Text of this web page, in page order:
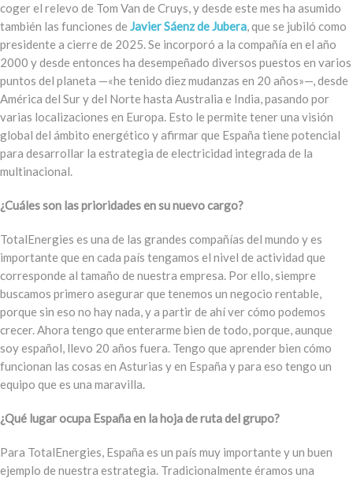
coger el relevo de Tom Van de Cruys, y desde este mes ha asumido
también las funciones de Javier Sáenz de Jubera, que se jubiló como
presidente a cierre de 2025. Se incorporó a la compañía en el año
2000 y desde entonces ha desempeñado diversos puestos en varios
puntos del planeta —«he tenido diez mudanzas en 20 años»—, desde
América del Sur y del Norte hasta Australia e India, pasando por
varias localizaciones en Europa. Esto le permite tener una visión
global del ámbito energético y afirmar que España tiene potencial
para desarrollar la estrategia de electricidad integrada de la
multinacional.
¿Cuáles son las prioridades en su nuevo cargo?
TotalEnergies es una de las grandes compañías del mundo y es
importante que en cada país tengamos el nivel de actividad que
corresponde al tamaño de nuestra empresa. Por ello, siempre
buscamos primero asegurar que tenemos un negocio rentable,
porque sin eso no hay nada, y a partir de ahí ver cómo podemos
crecer. Ahora tengo que enterarme bien de todo, porque, aunque
soy español, llevo 20 años fuera. Tengo que aprender bien cómo
funcionan las cosas en Asturias y en España y para eso tengo un
equipo que es una maravilla.
¿Qué lugar ocupa España en la hoja de ruta del grupo?
Para TotalEnergies, España es un país muy importante y un buen
ejemplo de nuestra estrategia. Tradicionalmente éramos una